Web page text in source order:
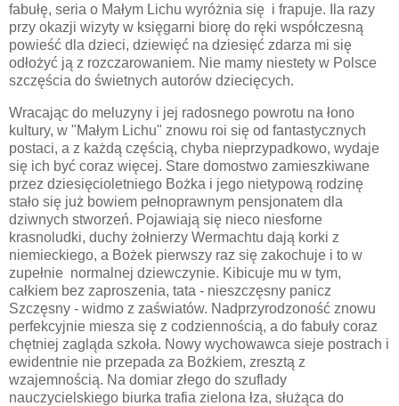
fabułę, seria o Małym Lichu wyróżnia się i frapuje. Ila razy
przy okazji wizyty w księgarni biorę do ręki współczesną
powieść dla dzieci, dziewięć na dziesięć zdarza mi się
odłożyć ją z rozczarowaniem. Nie mamy niestety w Polsce
szczęścia do świetnych autorów dziecięcych.
Wracając do meluzyny i jej radosnego powrotu na łono
kultury, w "Małym Lichu" znowu roi się od fantastycznych
postaci, a z każdą częścią, chyba nieprzypadkowo, wydaje
się ich być coraz więcej. Stare domostwo zamieszkiwane
przez dziesięcioletniego Bożka i jego nietypową rodzinę
stało się już bowiem pełnoprawnym pensjonatem dla
dziwnych stworzeń. Pojawiają się nieco niesforne
krasnoludki, duchy żołnierzy Wermachtu dają korki z
niemieckiego, a Bożek pierwszy raz się zakochuje i to w
zupełnie normalnej dziewczynie. Kibicuje mu w tym,
całkiem bez zaproszenia, tata - nieszczęsny panicz
Szczęsny - widmo z zaświatów. Nadprzyrodzoność znowu
perfekcyjnie miesza się z codziennością, a do fabuły coraz
chętniej zagląda szkoła. Nowy wychowawca sieje postrach i
ewidentnie nie przepada za Bożkiem, zresztą z
wzajemnością. Na domiar złego do szuflady
nauczycielskiego biurka trafia zielona łza, służąca do